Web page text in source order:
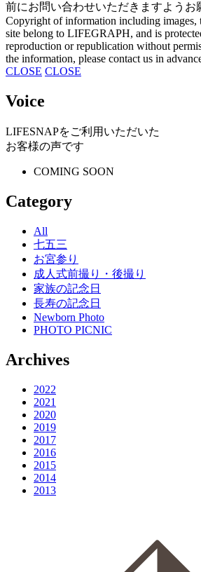
前にお問い合わせいただきますよう お
Copyright of information including images,
site belong to LIFEGRAPH, and is
reproduction or republication without
the information, please contact us in
CLOSE CLOSE
Voice
LIFESNAPをご利用いただいた
お客様の声です
COMING SOON
Category
All
七五三
お宮参り
成人式前撮り・後撮り
家族の記念日
長寿の記念日
Newborn Photo
PHOTO PICNIC
Archives
2022
2021
2020
2019
2017
2016
2015
2014
2013